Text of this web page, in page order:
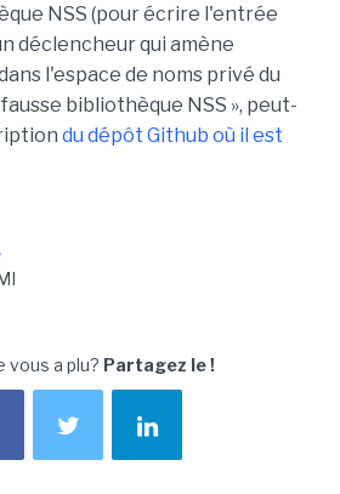
NSS (pour écrire l'entrée
déclencheur qui amène
l'espace de noms privé du
bibliothèque NSS », peut-
du dépôt Github où il est
vous a plu? Partagez le !